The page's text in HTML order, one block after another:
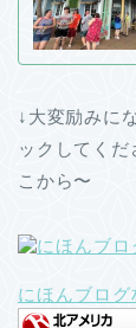
↓大変励みに
ックしてくだ
こから〜
にほんブログ